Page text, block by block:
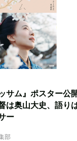
サム』ポスター公
は奥山大史、語り
ー
部